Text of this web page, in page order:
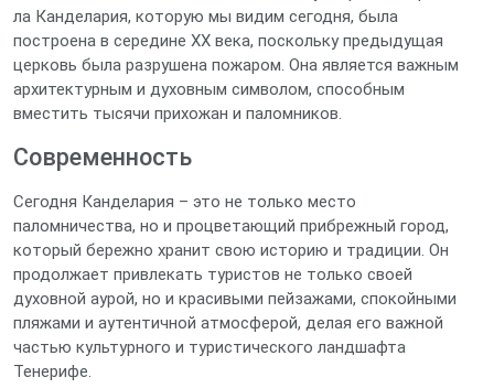
ла Канделария, которую мы видим сегодня, была
построена в середине XX века, поскольку предыдущая
церковь была разрушена пожаром. Она является важным
архитектурным и духовным символом, способным
вместить тысячи прихожан и паломников.
Современность
Сегодня Канделария – это не только место
паломничества, но и процветающий прибрежный город,
который бережно хранит свою историю и традиции. Он
продолжает привлекать туристов не только своей
духовной аурой, но и красивыми пейзажами, спокойными
пляжами и аутентичной атмосферой, делая его важной
частью культурного и туристического ландшафта
Тенерифе.